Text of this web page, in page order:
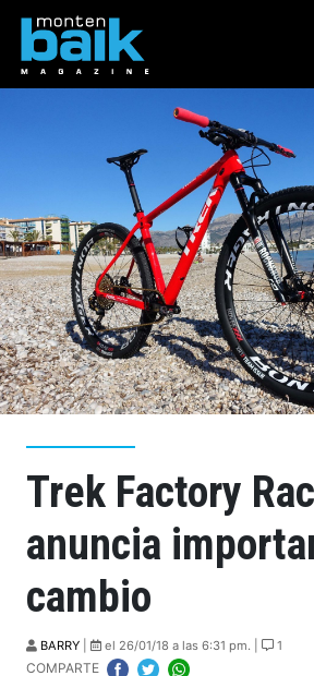
Trek Factory
anuncia
cambio
BARRY el 26/01/18 a las 6:31 pm. | 1
COMPARTE